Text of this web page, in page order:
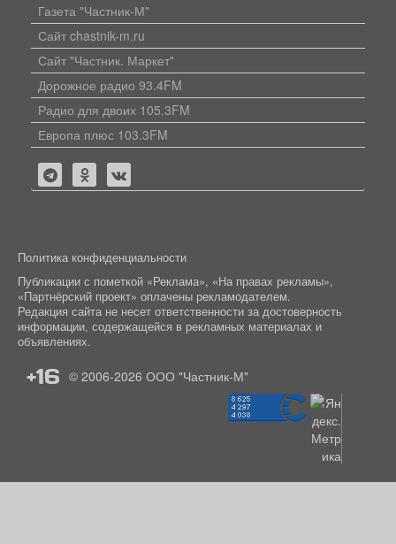
Газета "Частник-М"
Сайт chastnik-m.ru
Сайт "Частник. Маркет"
Дорожное радио 93.4FM
Радио для двоих 105.3FM
Европа плюс 103.3FM
Политика конфиденциальности
Публикации с пометкой «Реклама», «На правах рекламы»,
«Партнёрский проект» оплачены рекламодателем.
Редакция сайта не несет ответственности за достоверность
информации, содержащейся в рекламных материалах и
объявлениях.
+16 © 2006-2026 ООО "Частник-М"